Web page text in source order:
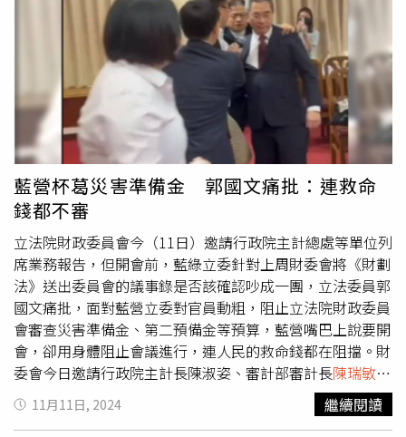
外牆，如果確有需要花這麼多錢，例如結構整修，那還沒話
說，但餐廳外牆整修居然要花到2800多萬，有些匪夷所
思，如果被濫用一定要追究決策者責任。陳菁徽也感嘆，
3000萬如果能夠用在補助老舊國小外牆整修，不是更好
嗎。「雙陳」陳菁徽、陳玉珍還說，有網友檢舉民團拿了文
化部等單位的補助，以公民活動的名義，實質舉辦罷免台中
市國民黨立委的活動，參加者每人還可以領到500元出席
費，他懷疑這是否會成為幫助核銷民團開支的人頭？拿政府
的錢去搞政黨惡鬥，所以政府是覺得台灣現在的醫療服務、
社會福利、偏鄉教育都已經做得很好，不需要再花錢改進了
嗎，錢既然可以這樣亂花，還不如將這些基金全部用於從小
學到大學的學雜費全免，減輕辛苦百姓負擔，不是很好嗎？
在野黨一定會追出那些專門拿政府錢的綠友友民團，不會坐
視綠友友阻止在野黨監督政府預算濫用、繼續爽爽過日子。
任，會請勞動部回覆」。 陳瑞敏進一步指出，若有採購異
常，會移送檢調，未盡職責的部分則移送監察院；綠委鍾佳
濱要求加快處置，全國都在看。民眾黨立委林憶君痛批，執
政黨濫用安定勞工的社福預算，變成政府官員辦音樂會、唱
歌、養媒體、做大內宣、甚至用來裝潢辦公室、或採購三節
禮品送禮做人情的不當使用，如此濫用人民納稅錢，審計部
有沒有掌握就安基金近年「媒體政策業務宣導費」、「推展
費」預算編列及支用數據？
陳瑞敏回答，上述均不符合基金
用途，目前所掌握的「媒體政策業務宣導費」確實逐年增
加，「推展費」113年有1.3億多元，加起來媒體宣傳費用共
有3億多元。此外，雖然日前答應財會委查核就安基金過去3
年支用紀錄，不過在林憶君要求下，陳瑞敏承諾，將擴大追
溯至5年。藍委洪孟楷則強調，部分就安基金是經由電子採
購方式，即便勞動部認定舉辦演唱會是政策宣導用途，但依
規定，基金使用目的根本沒有「政策宣導」這一項，會出問
題就是因為勞動部官網並未羅列電子採購項目，讓外界無法
監督。「各基金不能變成部長的小金庫！」洪孟楷要求，勞
動部應比照文化部、農業部，公開基金電子採購項目；陳瑞
敏 表示認同，承諾待查核完後，會要求各部會將基金使用電
藍營杯葛災害準備金 郭國文痛批：連救命
錢都不審
立法院財政委員會今（11日）邀請行政院主計總處等單位列
席業務報告，但開會前，藍綠立委針對上周財委會將《財劃
法》送出委員會的議事錄是否該確認吵成一團，立法委員郭
國文痛批，面對藍營立委對官員動粗，阻止立法院財政委員
會審查災害準備金、第二預備金等預算，藍營嘴巴上說要開
會，卻用身體阻止會議進行，連人民的救命錢都在阻擋。財
委會今日邀請行政院主計長陳淑姿、審計部審計長陳瑞敏率
所屬單位主管業務報告並備質詢。郭國文表示，今早處理議
事錄時，民進黨立委的立場堅定，並提案指出，上週審查
11月11日, 2024 繼續閱讀